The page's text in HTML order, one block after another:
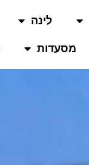
לינה
מסעדות